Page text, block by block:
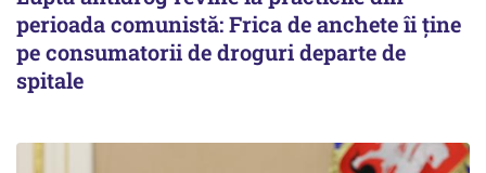
perioada comunistă: Frica de anchete îi ține
pe consumatorii de droguri departe de
spitale